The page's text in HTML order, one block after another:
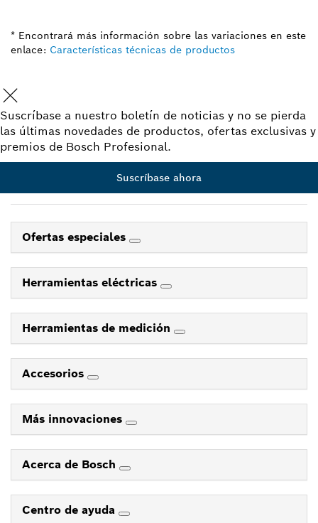
* Encontrará más información sobre las variaciones en este
enlace: Características técnicas de productos
Suscríbase a nuestro boletín de noticias y no se pierda
las últimas novedades de productos, ofertas exclusivas y
premios de Bosch Profesional.
Suscríbase ahora
Ofertas especiales
Herramientas eléctricas
Herramientas de medición
Accesorios
Más innovaciones
Acerca de Bosch
Centro de ayuda